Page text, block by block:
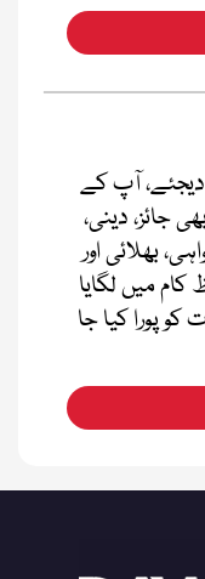
آپ کے
جائز، دینی،
بھلائی اور
کام میں لگایا
پورا کیا جا